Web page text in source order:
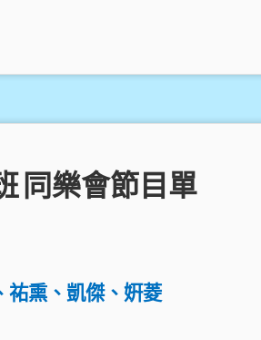
同樂會節目單
祐熏、凱傑、姸菱